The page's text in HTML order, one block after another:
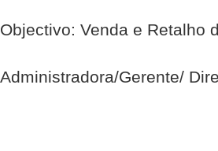
Objectivo: Venda e Retalho
Administradora/Gerente/